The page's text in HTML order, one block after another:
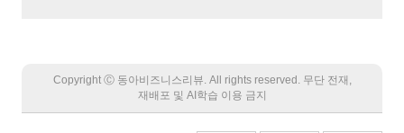
Copyright Ⓒ 동아비즈니스리뷰. All rights reserved. 무단 전재,
재배포 및 AI학습 이용 금지